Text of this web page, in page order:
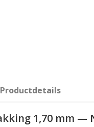
Productdetails
1,70 mm —